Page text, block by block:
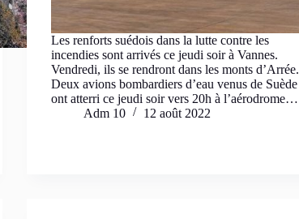
Les renforts suédois dans la lutte contre les
incendies sont arrivés ce jeudi soir à Vannes.
Vendredi, ils se rendront dans les monts d’Arrée.
Deux avions bombardiers d’eau venus de Suède
ont atterri ce jeudi soir vers 20h à l’aérodrome…
Adm 10
12 août 2022